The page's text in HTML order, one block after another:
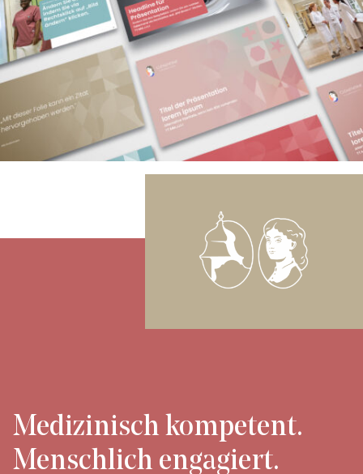
Medizinisch kompetent.
Menschlich engagiert.